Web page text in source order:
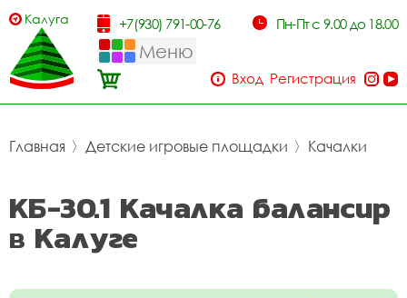
Калуга +7(930) 791-00-76 Пн-Пт с 9.00 до 18.00
Меню
Вход Регистрация
Главная 〉 Детские игровые площадки 〉 Качалки
КБ-30.1 Качалка балансир
в Калуге